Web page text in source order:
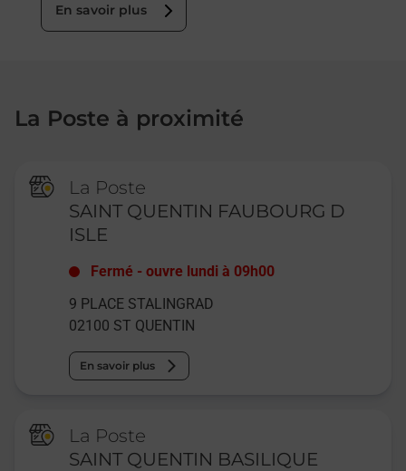
En savoir plus
La Poste à proximité
La Poste
SAINT QUENTIN FAUBOURG D
ISLE
Fermé -ouvre lundi à 09h00
9 PLACE STALINGRAD
02100 ST QUENTIN
En savoir plus
La Poste
SAINT QUENTIN BASILIQUE